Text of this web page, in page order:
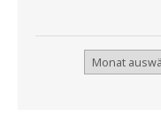
Archiv